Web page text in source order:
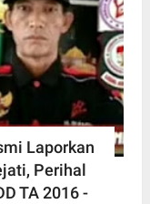
Laporkan
Perihal
TA 2016 -